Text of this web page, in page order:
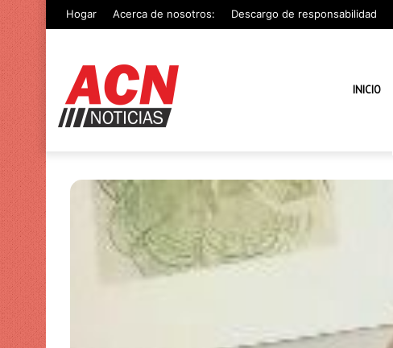
Hogar Acerca de nosotros: Descargo de responsabilidad
INICIO